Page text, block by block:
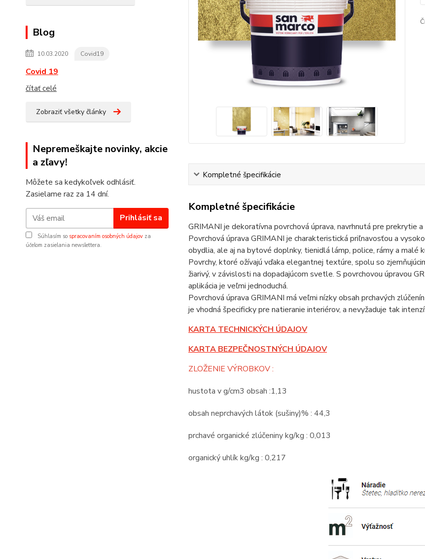
Blog
10.03.2020 Covid19
Covid 19
čítať celé
Zobraziť všetky články
Nepremeškajte novinky, akcie
a zľavy!
Môžete sa kedykoľvek odhlásiť.
Zasielame raz za 14 dní.
Prihlásiť sa
Súhlasím so spracovaním osobných údajov za
účelom zasielania newslettera.
Kompletné špecifikácie
Kompletné špecifikácie
GRIMANI je dekoratívna povrchová úprava, navrhnutá pre prekrytie
Povrchová úprava GRIMANI je charakteristická priľnavosťou a
obydlia, ale aj na bytové doplnky, tienidlá lámp, police, rámy a malé
Povrchy, ktoré ožívajú vďaka elegantnej textúre, spolu so
žiarivý, v závislosti na dopadajúcom svetle. S povrchovou úpravou
aplikácia je veľmi jednoduchá.
Povrchová úprava GRIMANI má veľmi nízky obsah prchavých
je vhodná špecificky pre natieranie interiérov, a nevyžaduje tak
KARTA TECHNICKÝCH ÚDAJOV
KARTA BEZPEČNOSTNÝCH ÚDAJOV
ZLOŽENIE VÝROBKOV :
hustota v g/cm3 obsah :1,13
obsah neprchavých látok (sušiny)% : 44,3
prchavé organické zlúčeniny kg/kg : 0,013
organický uhlík kg/kg : 0,217